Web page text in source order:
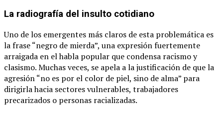
La radiografía del insulto cotidiano
Uno de los emergentes más claros de esta problemática es
la frase “negro de mierda”, una expresión fuertemente
arraigada en el habla popular que condensa racismo y
clasismo. Muchas veces, se apela a la justificación de que la
agresión “no es por el color de piel, sino de alma” para
dirigirla hacia sectores vulnerables, trabajadores
precarizados o personas racializadas.